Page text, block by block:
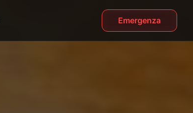
Emergenza